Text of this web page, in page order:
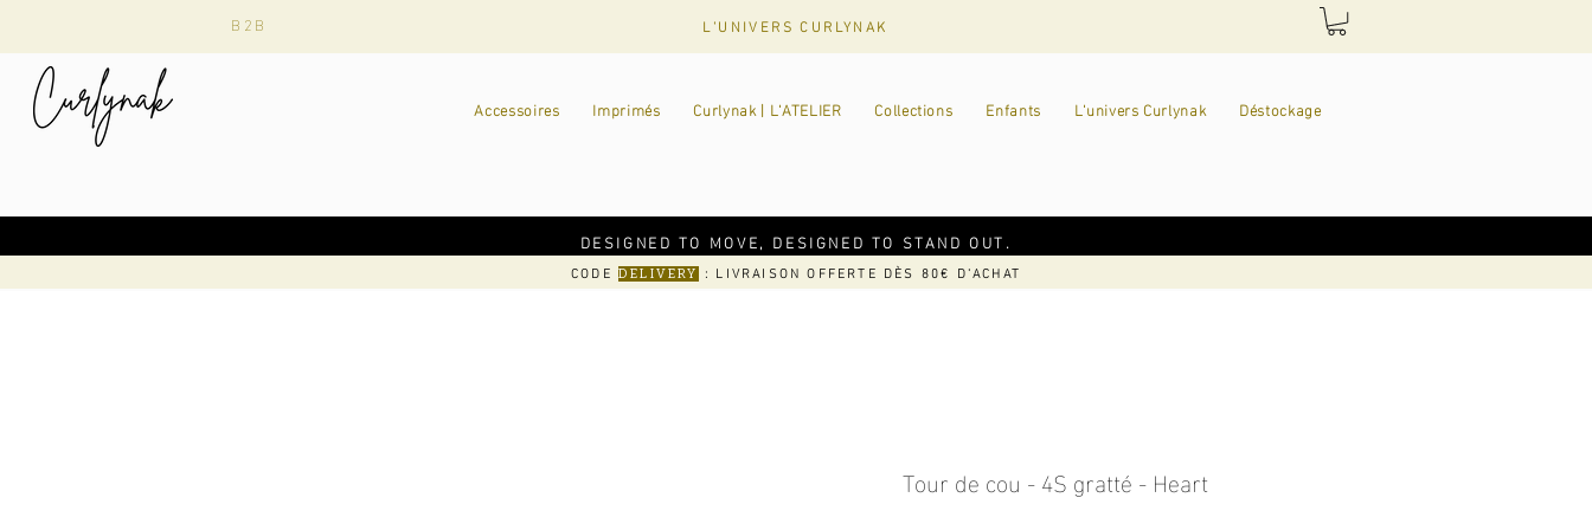
B2B L'UNIVERS CURLYNAK
Accessoires Imprimés Curlynak | L'ATELIER Collections Enfants L'univers Curlynak Déstockage
DESIGNED TO MOVE, DESIGNED TO STAND OUT.
CODEDELIVERY : LIVRAISON OFFERTE DÈS 80€ D'ACHAT
Tour de cou - 4S gratté - Heart